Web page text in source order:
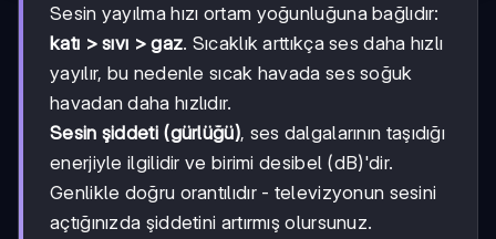
Sesin yayılma hızı ortam yoğunluğuna bağlıdır:
katı > sıvı > gaz. Sıcaklık arttıkça ses daha hızlı
yayılır, bu nedenle sıcak havada ses soğuk
havadan daha hızlıdır.
Sesin şiddeti (gürlüğü), ses dalgalarının taşıdığı
enerjiyle ilgilidir ve birimi desibel (dB)'dir.
Genlikle doğru orantılıdır - televizyonun sesini
açtığınızda şiddetini artırmış olursunuz.